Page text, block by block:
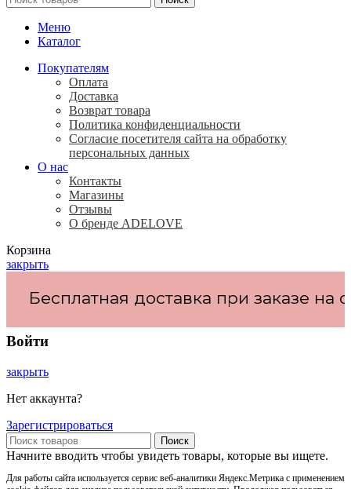
Меню
Каталог
Покупателям
Оплата
Доставка
Возврат товара
Политика конфиденциальности
Согласие посетителя сайта на обработку
персональных данных
О нас
Контакты
Магазины
Отзывы
О бренде ADELOVE
Корзина
закрыть
Бесплатная доставка при заказе на
Войти
закрыть
Нет аккаунта?
Зарегистрироваться
Поиск
Начните вводить чтобы увидеть товары, которые вы ищете.
Для работы сайта используется сервис веб-аналитики Яндекс.Метрика с применением